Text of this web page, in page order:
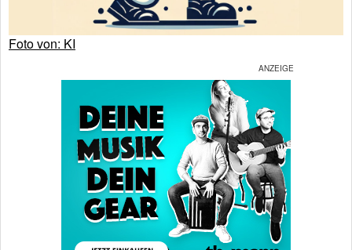
Foto von: KI